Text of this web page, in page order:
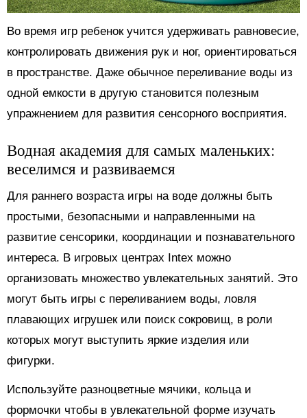
Во время игр ребенок учится удерживать равновесие,
контролировать движения рук и ног, ориентироваться
в пространстве. Даже обычное переливание воды из
одной емкости в другую становится полезным
упражнением для развития сенсорного восприятия.
Водная академия для самых маленьких:
веселимся и развиваемся
Для раннего возраста игры на воде должны быть
простыми, безопасными и направленными на
развитие сенсорики, координации и познавательного
интереса. В игровых центрах Intex можно
организовать множество увлекательных занятий. Это
могут быть игры с переливанием воды, ловля
плавающих игрушек или поиск сокровищ, в роли
которых могут выступить яркие изделия или
фигурки.
Используйте разноцветные мячики, кольца и
формочки чтобы в увлекательной форме изучать